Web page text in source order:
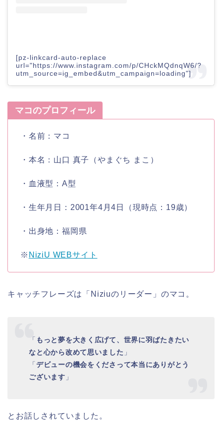
[pz-linkcard-auto-replace
url="https://www.instagram.com/p/CHckMQdnqW6/?
utm_source=ig_embed&utm_campaign=loading"]
マコのプロフィール
・名前： マコ
・本名： 山口 真子（やまぐち まこ）
・血液型： A型
・生年月日： 2001年4月4日 （現時点：19歳）
・出身地： 福岡県
※ NiziU WEBサイト
キャッチフレーズは「 Niziuのリーダー 」のマコ 。
「 もっと夢を大きく広げて、世界に羽ばたきたい
なと心から改めて思いました 」
「 デビューの機会をくださって本当にありがとう
ございます 」
とお話しされていました。